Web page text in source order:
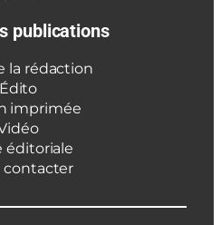
publications
la rédaction
Édito
imprimée
éditoriale
contacter